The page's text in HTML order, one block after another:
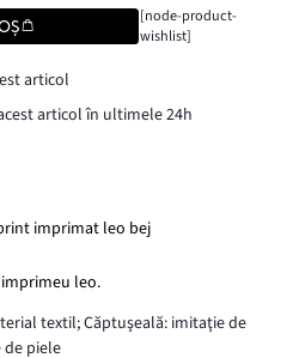
[node-product-
wishlist]
articol
articol în ultimele 24h
imprimat leo bej
leo.
textil; Căptuşeală: imitaţie de
piele